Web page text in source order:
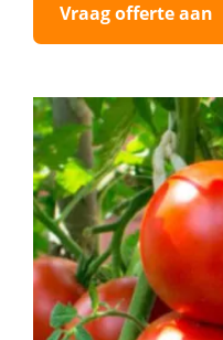
Vraag offerte aan